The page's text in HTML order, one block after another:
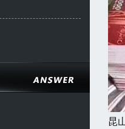
昆